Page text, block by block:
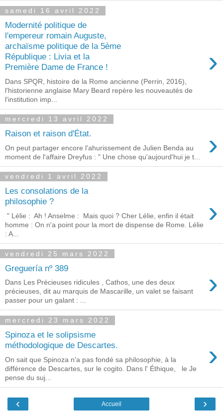
samedi 16 avril 2022
Modernité politique de
l'empereur romain Auguste,
archaïsme politique de la 5ème
République : Livia et la
Première Dame de France !
›
Dans SPQR, histoire de la Rome ancienne (Perrin, 2016),
l'historienne anglaise Mary Beard repère les nouveautés de
l'institution imp...
mercredi 13 avril 2022
Raison et raison d'État. ›
On peut partager encore l'ahurissement de Julien Benda au
moment de l'affaire Dreyfus : " Une chose qu'aujourd'hui je t...
vendredi 1 avril 2022
Les consolations de la
philosophie ?
›
" Lélie : Ah ! Anselme : Mais quoi ? Cher Lélie, enfin il était
homme : On n'a point pour la mort de dispense de Rome. Lélie
: A...
vendredi 25 mars 2022
Greguería nº 389 ›
Dans Les Précieuses ridicules , Cathos, une des deux
précieuses, dit au marquis de Mascarille, un valet se faisant
passer pour un galant : ...
mercredi 23 mars 2022
Spinoza et le solipsisme
méthodologique de Descartes.
›
On sait que Spinoza n'a pas fondé sa philosophie, à la
différence de Descartes, sur le cogito. Dans l' Éthique, le Je
pense du suj...
‹ ›
Accueil